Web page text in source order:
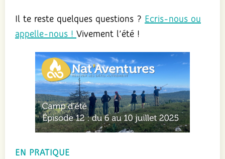
Il te reste quelques questions ? Ecris-nous ou
appelle-nous ! Vivement l’été !
EN PRATIQUE